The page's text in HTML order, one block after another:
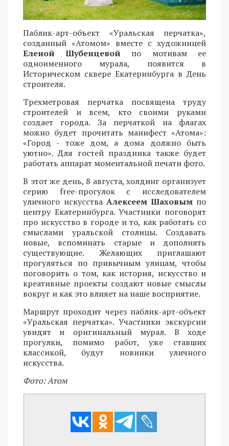
Паблик-арт-объект «Уральская перчатка»,
созданный «Атомом» вместе с художницей
Еленой Шубенцевой по мотивам ее
одноименного мурала, появится в
Историческом сквере Екатеринбурга в День
строителя.
Трехметровая перчатка посвящена труду
строителей и всем, кто своими руками
создает города. За перчаткой на флагах
можно будет прочитать манифест «Атома»:
«Город - тоже дом, а дома должно быть
уютно». Для гостей праздника также будет
работать аппарат моментальной печати фото.
В этот же день, 8 августа, холдинг организует
серию free-прогулок с исследователем
уличного искусства Алексеем Шаховым по
центру Екатеринбурга. Участники поговорят
про искусство в городе и то, как работать со
смыслами уральской столицы. Создавать
новые, вспоминать старые и дополнять
существующие. Желающих приглашают
прогуляться по привычным улицам, чтобы
поговорить о том, как история, искусство и
креативные проекты создают новые смыслы
вокруг и как это влияет на наше восприятие.
Маршрут проходит через паблик-арт-объект
«Уральская перчатка». Участники экскурсии
увидят и оригинальный мурал. В ходе
прогулки, помимо работ, уже ставших
классикой, будут новинки уличного
искусства.
Фото: Атом